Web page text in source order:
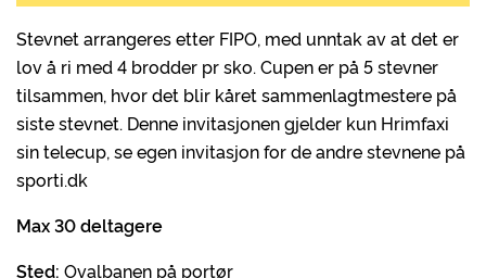
Stevnet arrangeres etter FIPO, med unntak av at det er
lov å ri med 4 brodder pr sko. Cupen er på 5 stevner
tilsammen, hvor det blir kåret sammenlagtmestere på
siste stevnet. Denne invitasjonen gjelder kun Hrimfaxi
sin telecup, se egen invitasjon for de andre stevnene på
sporti.dk
Max 30 deltagere
Sted: Ovalbanen på portør